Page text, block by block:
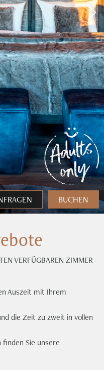
BUCHEN
VERFÜGBAREN ZIMMER
Auszeit mit Ihrem
die Zeit zu zweit in vollen
Sie unsere